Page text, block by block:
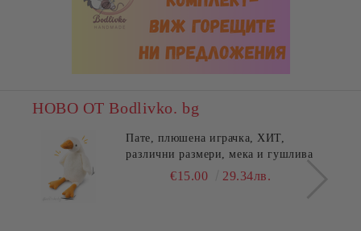
НОВО ОТ Bodlivko. bg
Пате, плюшена играчка, ХИТ,
различни размери, мека и гушлива
€15.00 29.34лв.